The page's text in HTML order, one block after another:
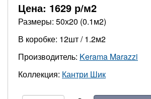
Цена: 1629 р/м2
Размеры: 50х20 (0.1м2)
В коробке: 12шт / 1.2м2
Производитель: Kerama Marazzi
Коллекция: Кантри Шик